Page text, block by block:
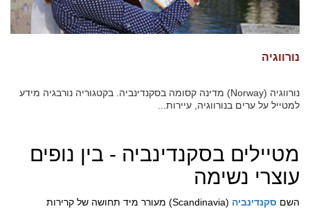
נורווגיה
נורווגיה (Norway) מדינה קסומה בסקנדינביה. בקטגוריה נורבגיה מידע
למטייל על ערים בנורווגיה, עיירות...
מטיילים בסקנדינביה - בין נופים
עוצרי נשימה
השם סקנדינביה
(Scandinavia) מעורר מיד תחושה של קרירות